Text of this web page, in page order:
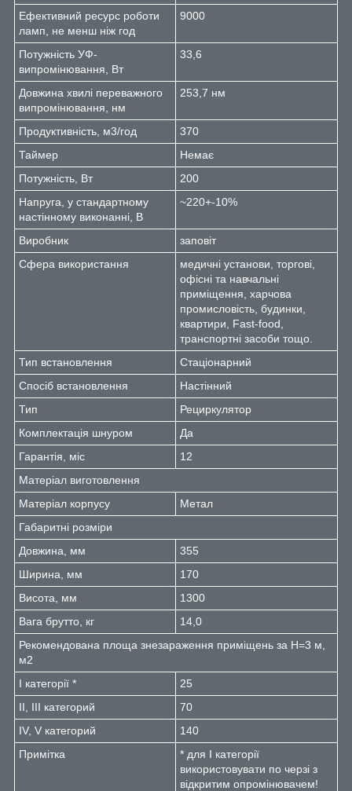
Ефективний ресурс роботи
ламп, не менш ніж год
9000
Потужність УФ-
випромінювання, Вт
33,6
Довжина хвилі переважного
випромінювання, нм
253,7 нм
Продуктивність, м3/год
370
Таймер
Немає
Потужність, Вт
200
Напруга, у стандартному
настінному виконанні, В
~220+-10%
Виробник
заповіт
Сфера використання
медичні установи, торгові,
офісні та навчальні
приміщення, харчова
промисловість, будинки,
квартири, Fast-food,
транспортні засоби тощо.
Тип встановлення
Стаціонарний
Спосіб встановлення
Настінний
Тип
Рециркулятор
Комплектація шнуром
Да
Гарантія, міс
12
Матеріал виготовлення
Матеріал корпусу
Метал
Габаритні розміри
Довжина, мм
355
Ширина, мм
170
Висота, мм
1300
Вага брутто, кг
14,0
Рекомендована площа знезараження приміщень за Н=3 м,
м2
I категорії *
25
II, III категорий
70
IV, V категорий
140
Примітка
* для I категорії
використовувати по черзі з
відкритим опромінювачем!